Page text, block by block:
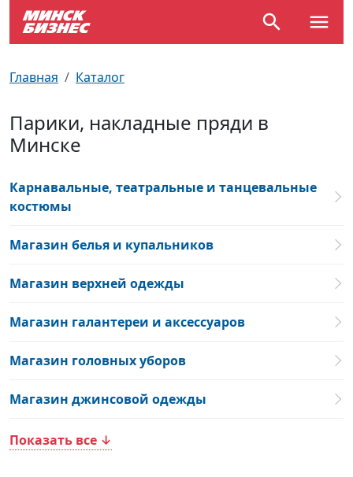
Главная Каталог
Парики, накладные пряди в
Минске
Карнавальные, театральные и танцевальные
костюмы
Магазин белья и купальников
Магазин верхней одежды
Магазин галантереи и аксессуаров
Магазин головных уборов
Магазин джинсовой одежды
Показать все ↓
Возле метро
Почтовые индексы
Улицы Минска
Схема метро
Пробки на дорогах